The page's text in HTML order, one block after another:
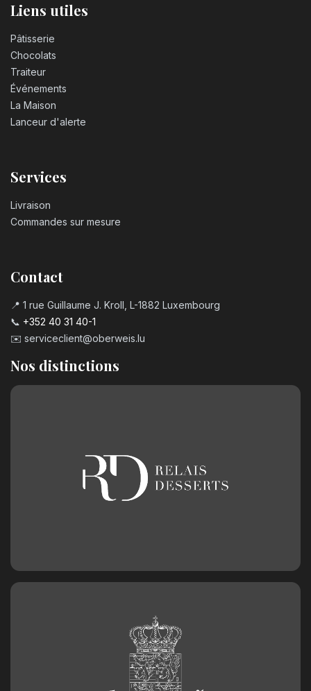
Liens utiles
Pâtisserie
Chocolats
Traiteur
Événements
La Maison
Lanceur d'alerte
Services
Livraison
Commandes sur mesure
Contact
📍 1 rue Guillaume J. Kroll, L-1882 Luxembourg
📞 +352 40 31 40-1
✉️ serviceclient@oberweis.lu
Nos distinctions